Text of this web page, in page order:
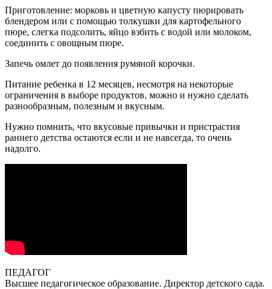
Приготовление: морковь и цветную капусту пюрировать
блендером или с помощью толкушки для картофельного
пюре, слегка подсолить, яйцо взбить с водой или молоком,
соединить с овощным пюре.
Запечь омлет до появления румяной корочки.
Питание ребенка в 12 месяцев, несмотря на некоторые
ограничения в выборе продуктов, можно и нужно сделать
разнообразным, полезным и вкусным.
Нужно помнить, что вкусовые привычки и пристрастия
раннего детства остаются если и не навсегда, то очень
надолго.
ПЕДАГОГ
Высшее педагогическое образование. Директор детского сада.